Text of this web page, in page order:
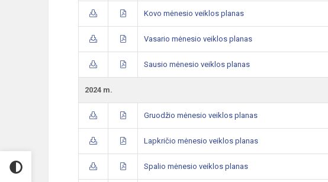
Kovo mėnesio veiklos planas
Vasario mėnesio veiklos planas
Sausio mėnesio veiklos planas
2024 m.
Gruodžio mėnesio veiklos planas
Lapkričio mėnesio veiklos planas
Spalio mėnesio veiklos planas